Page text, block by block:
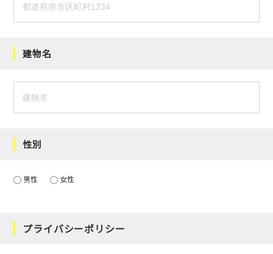
建物名
性別
男性 女性
プライバシーポリシー